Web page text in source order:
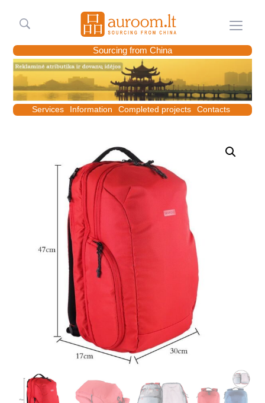
Meniu
Sourcing from China
Services Information Completed projects Contacts